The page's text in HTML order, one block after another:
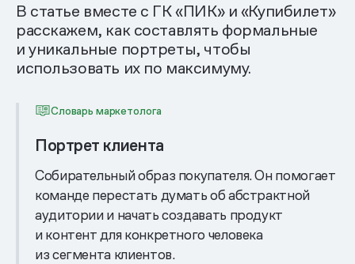
В статье вместе с ГК «ПИК» и «Купибилет»
расскажем, как составлять формальные
и уникальные портреты, чтобы
использовать их по максимуму.
Словарь маркетолога
Портрет клиента
Собирательный образ покупателя. Он помогает
команде перестать думать об абстрактной
аудитории и начать создавать продукт
и контент для конкретного человека
из сегмента клиентов.